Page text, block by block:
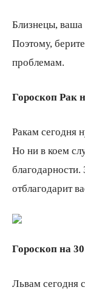
Близнецы, ваша
Поэтому,
проблемам.
Гороскоп Рак
Ракам сегодня
Но ни в коем
отблагодарит
Гороскоп на
Львам сегодня